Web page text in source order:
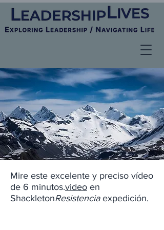
Mire este excelente y preciso vídeo
de 6 minutos.video en
ShackletonResistenciaexpedición.